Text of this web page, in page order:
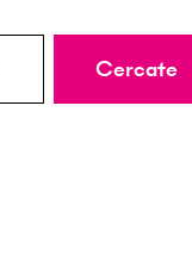
Cercate